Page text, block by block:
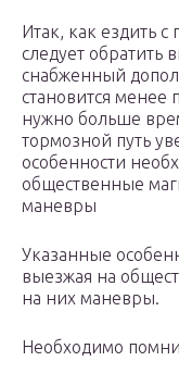
Итак, как ездить
следует обратить
снабженный
становится менее
нужно больше
тормозной путь
особенности
общественные
маневры
Указанные
выезжая на
на них маневры.
Необходимо